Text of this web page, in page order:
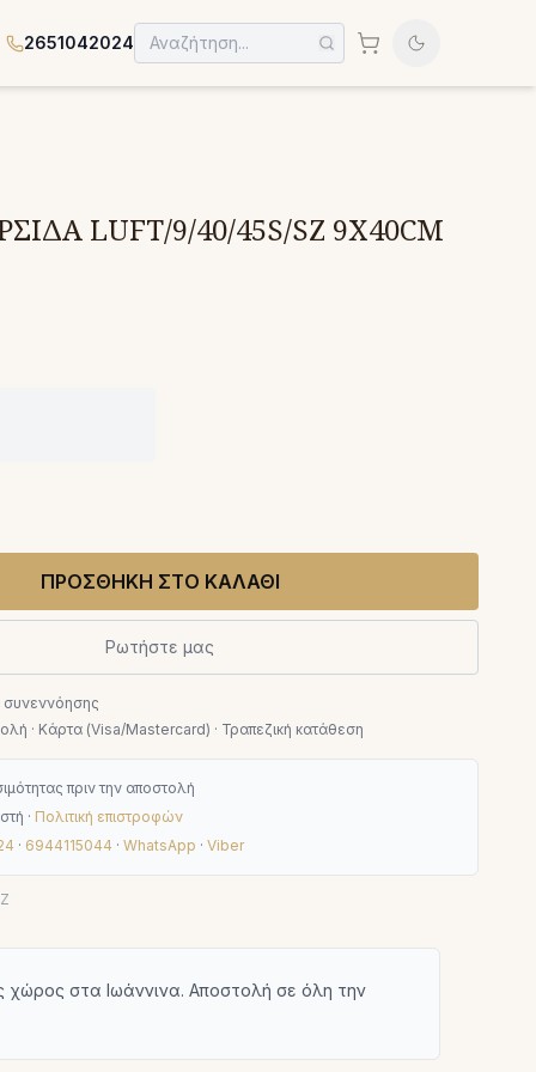
2651042024
LUFT/9/40/45S/SZ 9X40CM
ΠΡΟΣΘΗΚΗ ΣΤΟ ΚΑΛΑΘΙ
Ρωτήστε μας
συνεννόησης
· Κάρτα (Visa/Mastercard) · Τραπεζική κατάθεση
πριν την αποστολή
· Πολιτική επιστροφών
· 6944115044 · WhatsApp · Viber
χώρος στα Ιωάννινα. Αποστολή σε όλη την